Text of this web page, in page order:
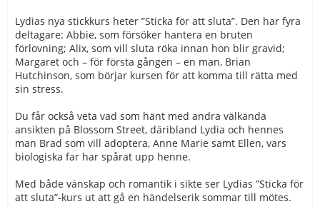
Lydias nya stickkurs heter ”Sticka för att sluta”. Den har fyra
deltagare: Abbie, som försöker hantera en bruten
förlovning; Alix, som vill sluta röka innan hon blir gravid;
Margaret och – för första gången – en man, Brian
Hutchinson, som börjar kursen för att komma till rätta med
sin stress.
Du får också veta vad som hänt med andra välkända
ansikten på Blossom Street, däribland Lydia och hennes
man Brad som vill adoptera, Anne Marie samt Ellen, vars
biologiska far har spårat upp henne.
Med både vänskap och romantik i sikte ser Lydias ”Sticka för
att sluta”-kurs ut att gå en händelserik sommar till mötes.